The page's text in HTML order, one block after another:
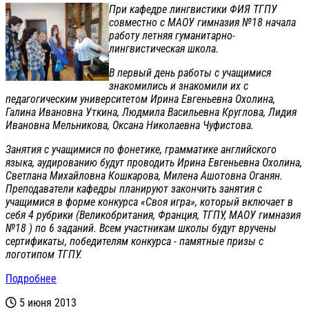
При кафедре лингвистики ФИЯ ТГПУ
совместно с МАОУ гимназия №18 начала
работу летняя гуманитарно-
лингвистическая школа.
В первый день работы с учащимися
знакомились и знакомили их с
педагогическим университетом Ирина Евгеньевна Охолина,
Галина Ивановна Уткина, Людмила Васильевна Круглова, Лидия
Ивановна Мельникова, Оксана Николаевна Чуфистова.
Занятия с учащимися по фонетике, грамматике английского
языка, аудированию будут проводить Ирина Евгеньевна Охолина,
Светлана Михайловна Кошкарова, Милена Ашотовна Оганян.
Преподаватели кафедры планируют закончить занятия с
учащимися в форме конкурса «Своя игра», который включает в
себя 4 рубрики (Великобритания, Франция, ТГПУ, МАОУ гимназия
№18 ) по 6 заданий. Всем участникам школы будут вручены
сертификаты, победителям конкурса - памятные призы с
логотипом ТГПУ.
Подробнее
5 июня 2013